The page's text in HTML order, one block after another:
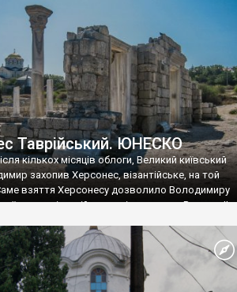
доби. Раритети викрадені з фондів об’єкту
спадщини ЮНЕСКО «Херсонеса Таврійського».
виставку «Золото Візантії», але експерти та
вважають це лише […]
Таврійський. ЮНЕСКО
кількох місяців облоги, Великий київський
захопив Херсонес, візантійське, на той
взяття Херсонесу дозволило Володимиру
умови візантійському імператору Василю ІІ,
язичник, став Василем-
А потім було Хрещення Русі. На честь
названо місто […]